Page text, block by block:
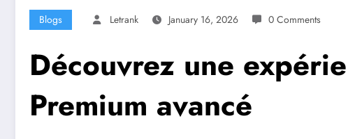
Blogs Letrank January 16, 2026 0 Comments
Découvrez une
Premium avancé